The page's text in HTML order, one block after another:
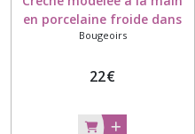
en porcelaine froide dans
un joli bougeoir en verre
Bougeoirs
22€